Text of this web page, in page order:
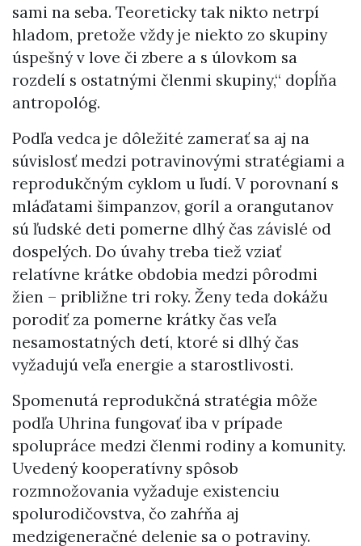
sami na seba. Teoreticky tak nikto netrpí
hladom, pretože vždy je niekto zo skupiny
úspešný v love či zbere a s úlovkom sa
rozdelí s ostatnými členmi skupiny,“ dopĺňa
antropológ.
Podľa vedca je dôležité zamerať sa aj na
súvislosť medzi potravinovými stratégiami a
reprodukčným cyklom u ľudí. V porovnaní s
mláďatami šimpanzov, goríl a orangutanov
sú ľudské deti pomerne dlhý čas závislé od
dospelých. Do úvahy treba tiež vziať
relatívne krátke obdobia medzi pôrodmi
žien – približne tri roky. Ženy teda dokážu
porodiť za pomerne krátky čas veľa
nesamostatných detí, ktoré si dlhý čas
vyžadujú veľa energie a starostlivosti.
Spomenutá reprodukčná stratégia môže
podľa Uhrina fungovať iba v prípade
spolupráce medzi členmi rodiny a komunity.
Uvedený kooperatívny spôsob
rozmnožovania vyžaduje existenciu
spolurodičovstva, čo zahŕňa aj
medzigeneračné delenie sa o potraviny.